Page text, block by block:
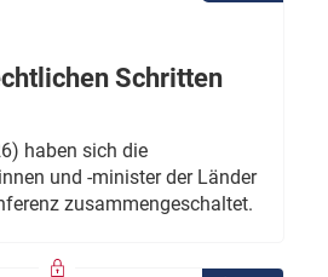
Schritten
haben sich die
und -minister der Länder
zusammengeschaltet.